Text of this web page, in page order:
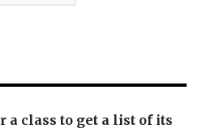
a class to get a list of its